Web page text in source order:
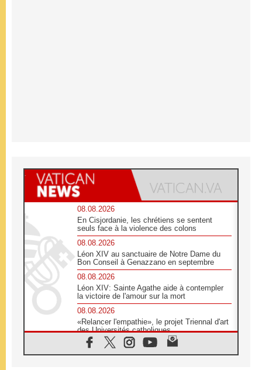
08.08.2026
En Cisjordanie, les chrétiens se sentent
seuls face à la violence des colons
08.08.2026
Léon XIV au sanctuaire de Notre Dame du
Bon Conseil à Genazzano en septembre
08.08.2026
Léon XIV: Sainte Agathe aide à contempler
la victoire de l'amour sur la mort
08.08.2026
«Relancer l'empathie», le projet Triennal d'art
des Universités catholiques
08.08.2026
Signis 2026, donner la parole aux religieuses